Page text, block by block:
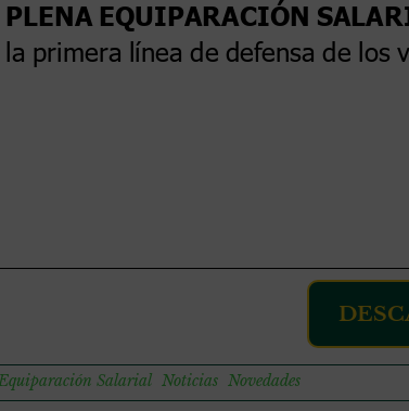
Salarial Noticias Novedades